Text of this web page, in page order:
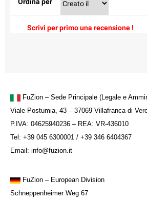
Ordina per
Scrivi per primo una recensione !
FuZion – Sede Principale (Legale e
Viale Postumia, 43 – 37069 Villafranca di
P.IVA: 04625940236 – REA: VR-436010
Tel: +39 045 6300001 / +39 346 6404367
Email: info@fuzion.it
FuZion – European Division
Schneppenheimer Weg 67